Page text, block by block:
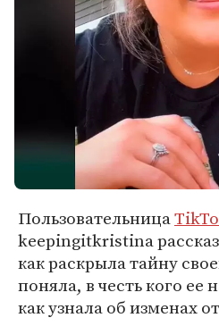
Пользовательница
keepingitkristina
как раскрыла тайну
поняла, в честь кого ее
как узнала об изменах